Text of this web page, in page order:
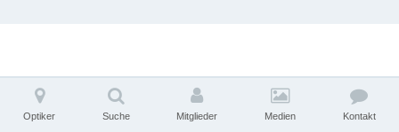
Optiker Suche Mitglieder Medien Kontakt